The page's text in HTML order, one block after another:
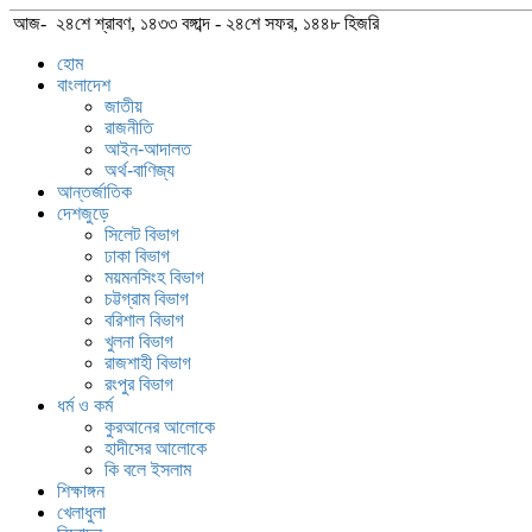
আজ- ২৪শে শ্রাবণ, ১৪৩৩ বঙ্গাব্দ - ২৪শে সফর, ১৪৪৮ হিজরি
হোম
বাংলাদেশ
জাতীয়
রাজনীতি
আইন-আদালত
অর্থ-বাণিজ্য
আন্তর্জাতিক
দেশজুড়ে
সিলেট বিভাগ
ঢাকা বিভাগ
ময়মনসিংহ বিভাগ
চট্টগ্রাম বিভাগ
বরিশাল বিভাগ
খুলনা বিভাগ
রাজশাহী বিভাগ
রংপুর বিভাগ
ধর্ম ও কর্ম
কুরআনের আলোকে
হাদীসের আলোকে
কি বলে ইসলাম
শিক্ষাঙ্গন
খেলাধুলা